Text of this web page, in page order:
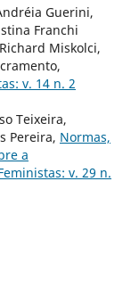
Guerini,
Franchi
Miskolci,
v. 14 n. 2
Teixeira,
Pereira, Normas,
a
v. 29 n.